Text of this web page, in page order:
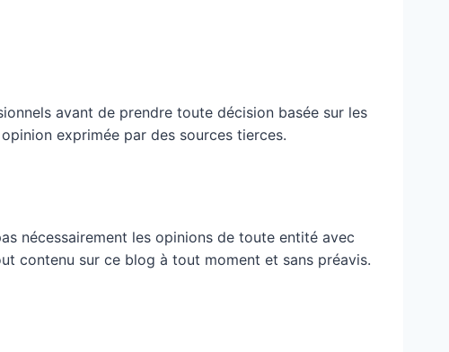
avant de prendre toute décision basée sur les
exprimée par des sources tierces.
nécessairement les opinions de toute entité avec
contenu sur ce blog à tout moment et sans préavis.